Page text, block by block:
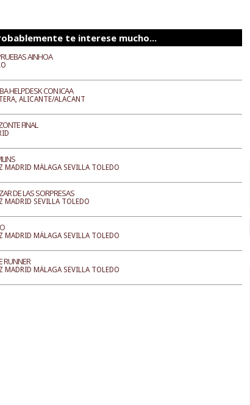
te interese mucho...
AINHOA
HELPDESK CON ICAA
ALICANTE/ALACANT
FINAL
MADRID MÁLAGA SEVILLA TOLEDO
DE LAS SORPRESAS
MADRID SEVILLA TOLEDO
MADRID MÁLAGA SEVILLA TOLEDO
RUNNER
MADRID MÁLAGA SEVILLA TOLEDO